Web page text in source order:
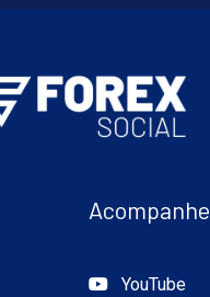
Acompanhe
YouTube